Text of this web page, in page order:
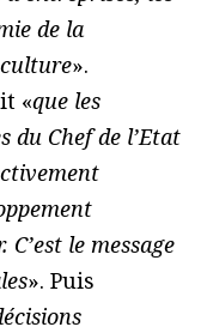
de la
».
«que les
du Chef de l’Etat
le message
». Puis